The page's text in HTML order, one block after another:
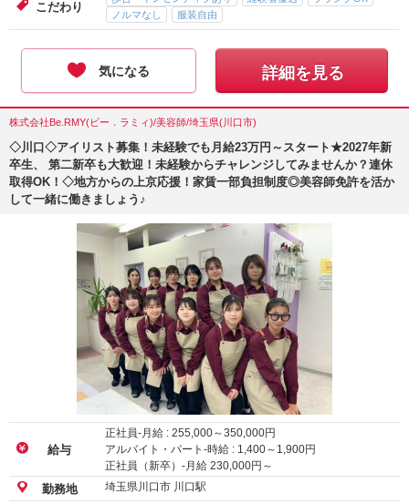
こだわり
ノルマなし
服装自由
気になる 詳細を見る
株式会社Be.RMY(ビー．ラミィ)/美容師/埼玉県(川口市)
◇川口◇アイリスト募集！未経験でも月給23万円～スタート★2027年新
卒生、 第二新卒も大歓迎！未経験からチャレンジしてみませんか？連休
取得OK！◇地方からの上京応援！家賃一部負担制度◎美容師免許を活か
して一緒に働きましょう♪
給与
正社員-月給 : 255,000～350,000円
アルバイト・パート-時給 : 1,400～ 1,900円
正社員（新卒）-月給 230,000円～
勤務地 埼玉県川口市 川口駅